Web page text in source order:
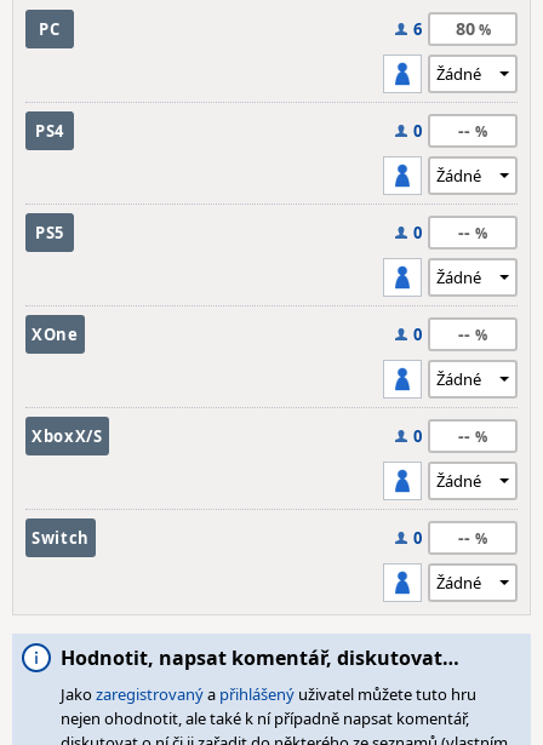
PC 6 80
PS4 0 --
PS5 0 --
XOne 0 --
XboxX/S 0 --
Switch 0 --
Hodnotit, napsat komentář, diskutovat…
Jakozaregistrovanýa přihlášený uživatel můžete tuto hru
nejen ohodnotit, ale také k ní případně napsat komentář,